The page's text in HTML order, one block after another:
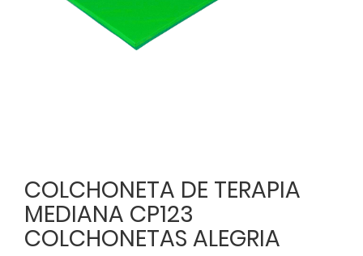
COLCHONETA DE TERAPIA
MEDIANA CP123
COLCHONETAS ALEGRIA